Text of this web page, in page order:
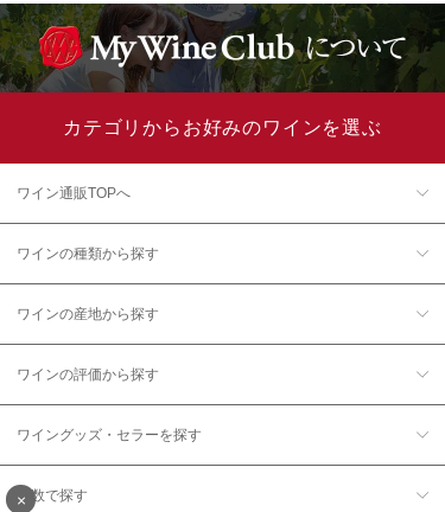
×
カテゴリからお好みのワインを選ぶ
ワイン通販TOPへ
ワインの種類から探す
ワインの産地から探す
ワインの評価から探す
ワイングッズ・セラーを探す
本数で探す